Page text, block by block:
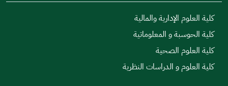
كلية العلوم الإدارية والمالية
كلية الحوسبة و المعلوماتية
كلية العلوم الصحية
كلية العلوم و الدراسات النظرية